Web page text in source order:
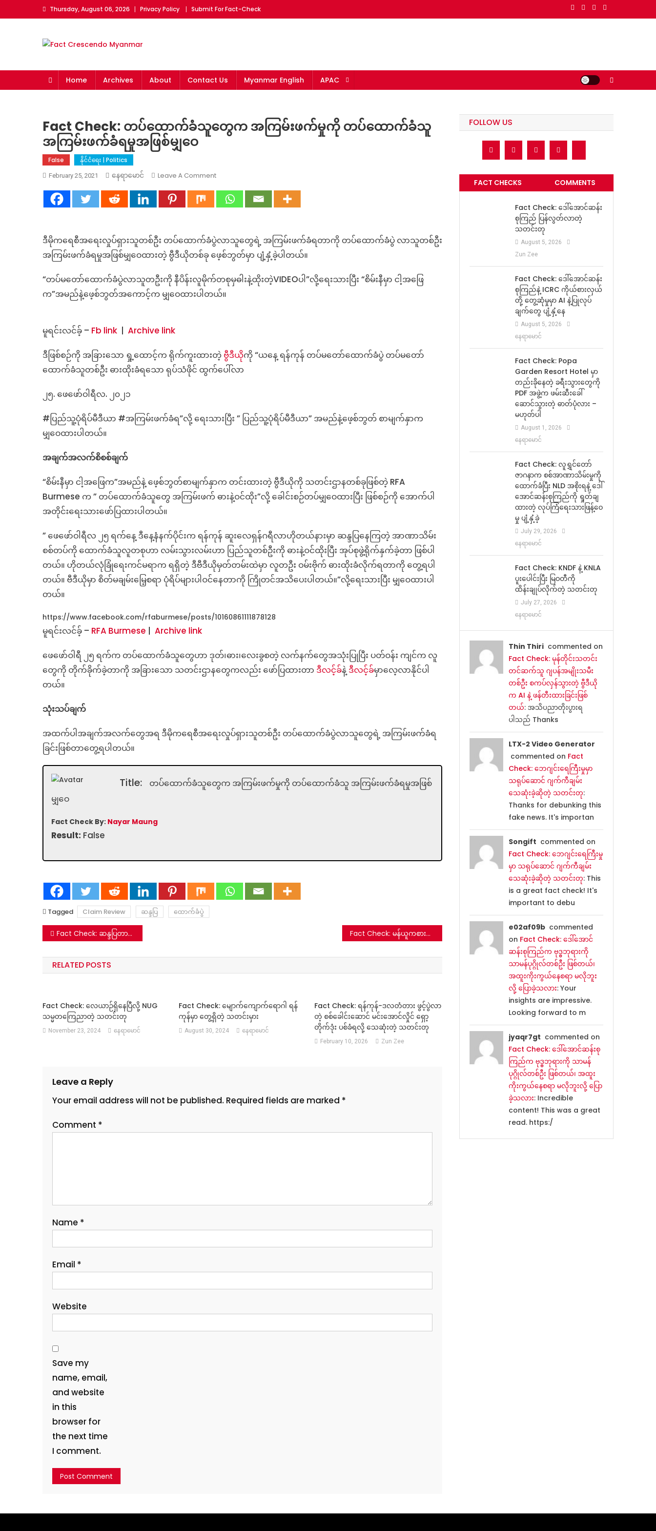
to
Thursday, August 06, 2026 Privacy Policy Submit For Fact-Check
Home Archives About Contact Us Myanmar English APAC
Fact Check: တပ်ထောက်ခံသူတွေက အကြမ်းဖက်မှုကို တပ်ထောက်ခံသူ
အကြမ်းဖက်ခံရမှုအဖြစ်မျှဝေ
False နိုင်ငံရေး | Politics
February 25, 2021 နေရာမောင် Leave A CommentOn
Check:
တပ်ထောက်
တွေ
က
အကြမ်းဖက်
မှု
ကို
တပ်ထောက်
ရ
မှု
ဒီမိုကရေစီအရေးလှုပ်ရှားသူတစ်ဦး တပ်ထောက်ခံပွဲလာသူတွေရဲ့ အကြမ်းဖက်ခံရတာကို တပ်ထောက်ခံပွဲ လာသူတစ်ဦး
အကြမ်းဖက်ခံရမှုအဖြစ်မျှဝေထားတဲ့ ဗွီဒီယိုတစ်ခု ဖေ့စ်ဘွတ်မှာ ပျံ့နှံ့ခဲ့ပါတယ်။
“တပ်မ​တော်​ထောက်ခံပွဲလာသူတဦးကို နီပိန်းလူမိုက်တစုမှဓါးနဲ့ထိုးတဲ့VIDEOပါ”လို့ရေးသားပြီး “စိမ်းနီမှာ ငါ့အဖြေ
က”အမည်နဲ့ဖေ့စ်ဘွတ်အကောင့်က မျှဝေထားပါတယ်။
မူရင်းလင်ခ့် – Fb link | Archive link
ဒီဖြစ်စဉ်ကို အခြားသော ရှု့ထောင့်က ရိုက်ကူးထားတဲ့ ဗွီဒီယိုကို “ယနေ့ ရန်ကုန် တပ်မတော်ထောက်ခံပွဲ တပ်မတော်
ထောက်ခံသူတစ်ဦး ဓားထိုးခံရသော ရုပ်သံဖိုင် ထွက်ပေါ်လာ
၂၅. ဖေဖော်ဝါရီလ. ၂၀၂၁
#ပြည်သူ့ပုံရိပ်မီဒီယာ #အကြမ်းဖက်ခံရ”လို့ ရေးသားပြီး ” ပြည်သူ့ပုံရိပ်မီဒီယာ” အမည်နဲ့ဖေ့စ်ဘွတ် စာမျက်နှာက
မျှဝေထားပါတယ်။
အချက်အလက်စိစစ်ချက်
“စိမ်းနီမှာ ငါ့အဖြေက”အမည်နဲ့ ဖေ့စ်ဘွတ်စာမျက်နှာက တင်းထားတဲ့ ဗွီဒီယိုကို သတင်းဌာနတစ်ခုဖြစ်တဲ့ RFA
Burmese က ” တပ်ထောက်ခံသူတွေ အကြမ်းဖက် ဓားနဲ့ဝင်ထိုး”လို့ ခေါင်းစဉ်တပ်မျှဝေထားပြီး ဖြစ်စဉ်ကို အောက်ပါ
အတိုင်းရေးသားဖော်ပြထားပါတယ်။
” ဖေဖော်ဝါရီလ ၂၅ ရက်နေ့ ဒီနေ့နံနက်ပိုင်းက ရန်ကုန် ဆူးလေရှန်ဂရီလာဟိုတယ်နားမှာ ဆန္ဒပြနေကြတဲ့ အာဏာသိမ်း
စစ်တပ်ကို ထောက်ခံသူလူတစုဟာ လမ်းသွားလမ်းဟာ ပြည်သူတစ်ဦးကို ဓားနဲ့ဝင်ထိုးပြီး အုပ်စုဖွဲ့ရိုက်နှက်ခဲ့တာ ဖြစ်ပါ
တယ်။ ဟိုတယ်လုံခြုံရေးကင်မရာက ရရှိတဲ့ ဒီဗီဒီယိုမှတ်တမ်းထဲမှာ လူတဦး ဝမ်းဗိုက် ဓားထိုးခံလိုက်ရတာကို တွေ့ရပါ
တယ်။ ဗီဒီယိုမှာ စိတ်မချမ်းမြေ့စရာ ပုံရိပ်များပါဝင်နေတာကို ကြိုတင်အသိပေးပါတယ်။”လို့ရေးသားပြီး မျှဝေထားပါ
တယ်။
https://www.facebook.com/rfaburmese/posts/10160861111878128
မူရင်းလင်ခ့် – RFA Burmese | Archive link
ဖေဖော်ဝါရီ ၂၅ ရက်က တပ်ထောက်ခံသူတွေဟာ ဒုတ်၊ဓား၊လေးခွစတဲ့ လက်နက်တွေအသုံးပြုပြီး ပတ်ဝန်း ကျင်က လူ
တွေကို တိုက်ခိုက်ခဲ့တာကို အခြားသော သတင်းဌာနတွေကလည်း ဖော်ပြထားတာ ဒီလင့်ခ်နဲ့ ဒီလင့်ခ်မှာလေ့လာနိုင်ပါ
တယ်။
သုံးသပ်ချက်
အထက်ပါအချက်အလက်တွေအရ ဒီမိုကရေစီအရေးလှုပ်ရှားသူတစ်ဦး တပ်ထောက်ခံပွဲလာသူတွေရဲ့ အကြမ်းဖက်ခံရ
ခြင်းဖြစ်တာတွေ့ရပါတယ်။
Title:
တပ်ထောက်ခံသူတွေက အကြမ်းဖက်မှုကို တပ်ထောက်ခံသူ အကြမ်းဖက်ခံရမှုအဖြစ်
မျှဝေ
Fact Check By: Nayar Maung
Result: False
Tagged Claim Review ဆန္ဒပြ ထောက်ခံပွဲ
Post
navigation
Fact Check: ဆန္ဒပြတာမအောင်မြင်ဘဲ အသေခံမယ့်သူတွေလိုအပ်လို့ NLD ထုတ်ပြန်ဆိုတဲ့ ရုံးစာအတု Fact Check: မန်ယူကစားသမား ဝိန်းရူးနီးက CDM ပါဝင်ဖို့ပြောနေတယ်ဆိုတဲ့ ပြုပြင်ပြောင်းလဲထားတဲ့ ဓာတ်ပုံ
RELATED POSTS
Fact Check: ‌လေယာဉ်ရှိနေပြီလို့ NUG
သမ္မတကြေညာတဲ့ သတင်းတု
November 23, 2024 နေရာမောင်
Fact Check: မျောက်ကျောက်ရောဂါ ရန်
ကုန်မှာ တွေ့ရှိတဲ့ သတင်းမှား
August 30, 2024 နေရာမောင်
Fact Check: ရန်ကုန်-ဒလတံတား ဖွင့်ပွဲလာ
တဲ့ စစ်ခေါင်းဆောင် မင်းအောင်လှိုင် ရှော့
တိုက်ဒုံး ပစ်ခံရလို့ သေဆုံးတဲ့ သတင်းတု
February 10, 2026 Zun Zee
Leave a Reply
Your email address will not be published. Required fields are marked *
Comment *
Name *
Email *
Website
Save my
name, email,
and website
in this
browser for
the next time
I comment.
FOLLOW US
FACT CHECKS COMMENTS
Fact Check: ဒေါ်အောင်ဆန်း
စုကြည် ပြန်လွတ်လာတဲ့
သတင်းတု
August 5, 2026
Zun Zee
Fact Check: ဒေါ်အောင်ဆန်း
စုကြည်နဲ့ ICRC ကိုယ်စားလှယ်
တို့ တွေ့ဆုံမှုမှာ AI နဲ့ပြုလုပ်
ချက်တွေ ပျံ့နှံ့နေ
August 5, 2026
နေရာမောင်
Fact Check: Popa
Garden Resort Hotel မှာ
တည်းခိုနေတဲ့ ခရီးသွားတွေကို
PDF အဖွဲ့က ဖမ်းဆီးခေါ်
ဆောင်သွားတဲ့ ဓာတ်ပုံလား –
မဟုတ်ပါ
August 1, 2026
နေရာမောင်
Fact Check: လူရွှင်တော်
ဇာဂနာက စစ်အာဏာသိမ်းမှုကို
ထောက်ခံပြီး NLD အစိုးရနဲ့ ဒေါ်
အောင်ဆန်းစုကြည်ကို ရှုတ်ချ
ထားတဲ့ လုပ်ကြံရေးသားဖြန့်ဝေ
မှု ပျံ့နှံ့ခဲ့
July 29, 2026
နေရာမောင်
Fact Check: KNDF နဲ့ KNLA
ပူးပေါင်းပြီး မြဝတီကို
ထိန်းချုပ်လိုက်တဲ့ သတင်းတု
July 27, 2026
နေရာမောင်
Thin Thiricommented on
Fact Check: မုန်တိုင်းသတင်း
တင်ဆက်သူ ဂျပန်အမျိုးသမီး
တစ်ဦး စကပ်လှန်သွားတဲ့ ဗွီဒီယို
က AI နဲ့ ဖန်တီးထားခြင်းဖြစ်
တယ်: အသိပညာတိုးပွားရ
ပါသည် Thanks
LTX-2 Video Generator
commented on Fact
Check: ဘေဂျင်းရေကြီးမှုမှာ
သရုပ်ဆောင် ဂျက်ကီချမ်း
သေဆုံးခဲ့ဆိုတဲ့ သတင်းတု:
Thanks for debunking this
fake news. It's importan
Songift commented on
Fact Check: ဘေဂျင်းရေကြီးမှု
မှာ သရုပ်ဆောင် ဂျက်ကီချမ်း
သေဆုံးခဲ့ဆိုတဲ့ သတင်းတု: This
is a great fact check! It's
important to debu
e02af09bcommented
on Fact Check: ဒေါ်အောင်
ဆန်းစုကြည်က ဗုဒ္ဓဘုရားကို
သာမန်ပုဂ္ဂိုလ်တစ်ဦး ဖြစ်တယ်၊
အထူးကိုးကွယ်နေစရာ မလိုဘူး
လို့ ပြောခဲ့သလား: Your
insights are impressive.
Looking forward to m
jyaqr7gt commented on
Fact Check: ဒေါ်အောင်ဆန်းစု
ကြည်က ဗုဒ္ဓဘုရားကို သာမန်
ပုဂ္ဂိုလ်တစ်ဦး ဖြစ်တယ်၊ အထူး
ကိုးကွယ်နေစရာ မလိုဘူးလို့ ပြော
ခဲ့သလား: Incredible
content! This was a great
read. https:/